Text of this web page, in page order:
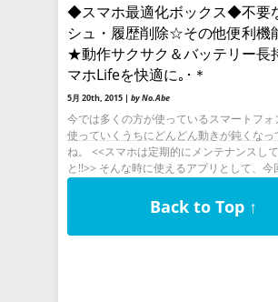
◆スマホ最適化ボックス◆不要
シュ・履歴削除☆その他便利機
★動作サクサク＆バッテリー長
マホLifeを快適に｡･＊
5月 20th, 2015 | by No.Abe
今では多くの方が使っているスマートフォ
使っていくうちにどんどん動きが鈍くなっ
ね。 <<スマホは定期的にメンテナンスし
と!!>> そんな時に使えるアプリとして、今
Back to Top ↑